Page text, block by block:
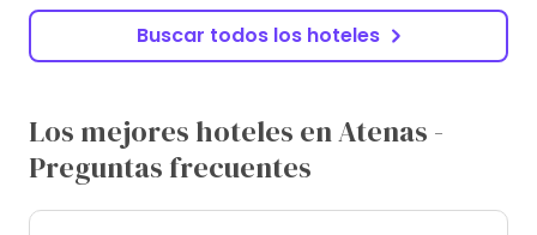
Buscar todos los hoteles
Los mejores hoteles en Atenas -
Preguntas frecuentes